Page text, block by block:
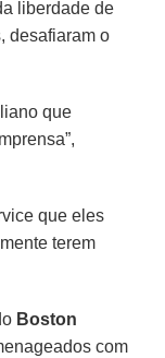
liberdade de
desafiaram o
que
que eles
terem
Boston
com